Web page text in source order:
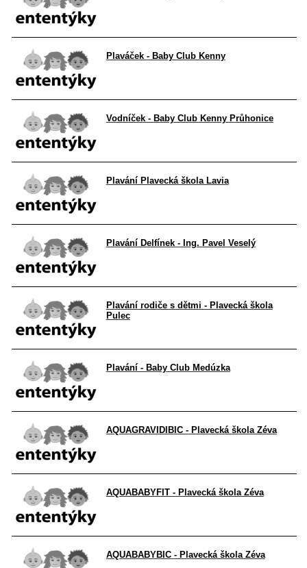
Plaváček - Baby Club Kenny
Vodníček - Baby Club Kenny Průhonice
Plavání Plavecká škola Lavia
Plavání Delfínek - Ing. Pavel Veselý
Plavání rodiče s dětmi - Plavecká škola
Pulec
Plavání - Baby Club Medúzka
AQUAGRAVIDIBIC - Plavecká škola Zéva
AQUABABYFIT - Plavecká škola Zéva
AQUABABYBIC - Plavecká škola Zéva